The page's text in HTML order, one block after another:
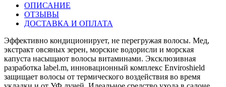
ОПИСАНИЕ
ОТЗЫВЫ
ДОСТАВКА И ОПЛАТА
Эффективно кондиционирует, не перегружая волосы. Мед,
экстракт овсяных зерен, морские водорисли и морская
капуста насыщают волосы витаминами. Эксклюзивная
разработка label.m, инновационный комплекс Enviroshield
защищает волосы от термического воздействия во время